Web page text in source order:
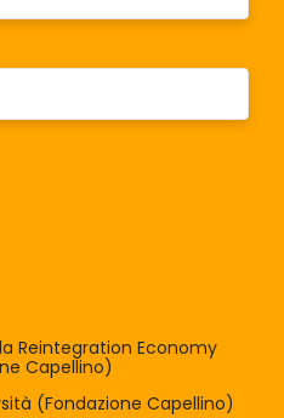
Reintegration Economy
Capellino)
(Fondazione Capellino)